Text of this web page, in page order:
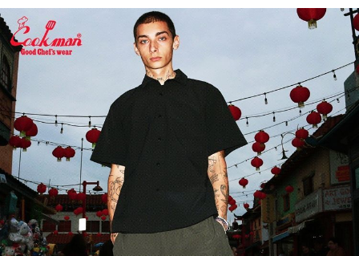
付款後全家取貨
每筆NT$60，滿NT$399(含以上)免運費
7-11取貨付款
每筆NT$60，滿NT$399(含以上)免運費
付款後7-11取貨
每筆NT$60，滿NT$399(含以上)免運費
順豐快遞宅配
每筆NT$150，滿NT$6,000(含以上)免運費
付款後門市自取
免運費